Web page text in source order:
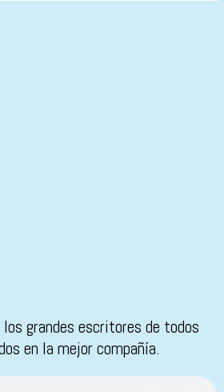
los grandes escritores de todos
en la mejor compañía.